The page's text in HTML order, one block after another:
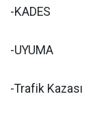
-KADES
-UYUMA
-Trafik Kazası